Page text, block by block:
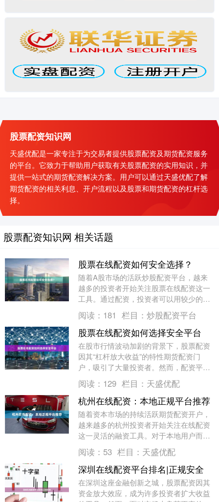
股票配资知识网
天盛优配是一家专注于为交易者提供股票配资及期货配资服务
的平台。它致力于帮助用户获取有关股票配资的实用知识，并
提供一站式的期货配资解决方案。用户可以通过天盛优配了解
期货配资的相关利息、开户流程以及股票和期货配资的杠杆选
择。
股票配资知识网 相关话题
股票在线配资如何安全选择？
随着A股市场的活跃炒股配资平台，越来
越多的投资者开始关注股票在线配资这一
工具。通过配资，投资者可以用较少的本
金撬动更大的资金量，放大收益。然而，
市场上配资平台鱼....
阅读： 181 栏目： 炒股配资平台
股票在线配资如何选择安全平台
在股市行情波动加剧的背景下，股票配资
因其“杠杆放大收益”的特性期货配资门
户，吸引了大量投资者。然而，配资平台
鱼龙混杂，一旦选错平台，不仅可能损失
本金，更可能陷入....
阅读： 129 栏目： 天盛优配
杭州在线配资：本地正规平台推荐
随着资本市场的持续活跃期货配资开户，
越来越多的杭州投资者开始关注在线配资
这一灵活的融资工具。对于本地用户而
言，选择一家**正规、安全、透明**的配
资平台，是保障....
阅读： 53 栏目： 天盛优配
深圳在线配资平台排名|正规安全
在深圳这座金融创新之城，股票配资因其
资金放大效应，成为许多投资者扩大收益